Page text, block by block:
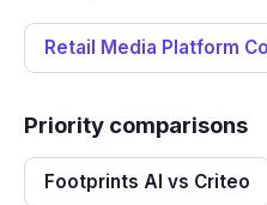
Retail Media Platform
Priority comparisons
Footprints AI vs Criteo